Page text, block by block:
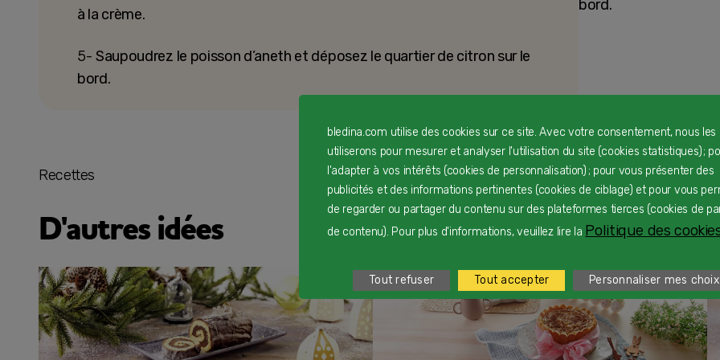
à la crème.
5-Saupoudrez le poisson d’aneth et déposez le quartier de citron sur le
bord.
bord.
Recettes
D'autres idées
bledina.com utilise des cookies sur ce site. Avec votre consentement, nous les
utiliserons pour mesurer et analyser l'utilisation du site (cookies statistiques) ;
l'adapter à vos intérêts (cookies de personnalisation) ; pour vous présenter des
publicités et des informations pertinentes (cookies de ciblage) et pour vous
de regarder ou partager du contenu sur des plateformes tierces (cookies de
de contenu). Pour plus d'informations, veuillez lire la Politique des
Tout refuser Tout accepter Personnaliser mes choix